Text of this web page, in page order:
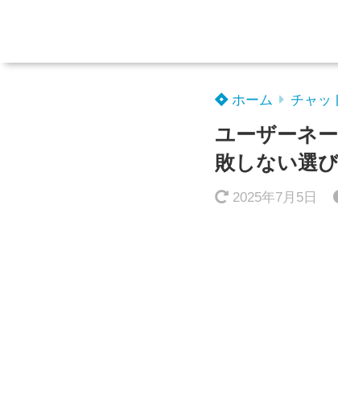
ホーム チャッ
ユーザーネ
敗しない選
2025年7月5日